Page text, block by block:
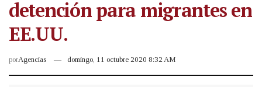
detención para migrantes en
EE.UU.
porAgencias domingo, 11 octubre 2020 8:32 AM